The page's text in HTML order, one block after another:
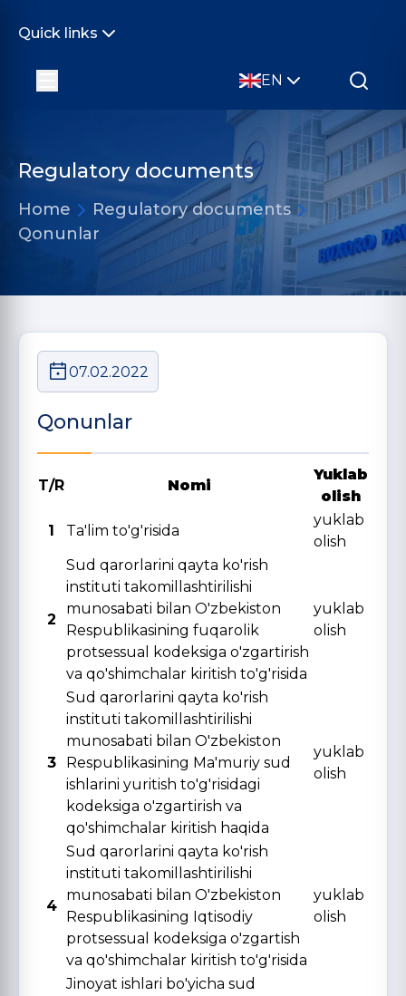
Quick links
EN
Regulatory documents
Home
Regulatory documents
Qonunlar
07.02.2022
Qonunlar
T/R Nomi
Yuklab
olish
1
Ta'lim to'g'risida
yuklab
olish
2
Sud qarorlarini qayta ko'rish
instituti takomillashtirilishi
munosabati bilan O'zbekiston
Respublikasining fuqarolik
protsessual kodeksiga o'zgartirish
va qo'shimchalar kiritish to'g'risida
yuklab
olish
3
Sud qarorlarini qayta ko'rish
instituti takomillashtirilishi
munosabati bilan O'zbekiston
Respublikasining Ma'muriy sud
ishlarini yuritish to'g'risidagi
kodeksiga o'zgartirish va
qo'shimchalar kiritish haqida
yuklab
olish
4
Sud qarorlarini qayta ko'rish
instituti takomillashtirilishi
munosabati bilan O'zbekiston
Respublikasining Iqtisodiy
protsessual kodeksiga o'zgartish
va qo'shimchalar kiritish to'g'risida
yuklab
olish
Jinoyat ishlari bo'yicha sud